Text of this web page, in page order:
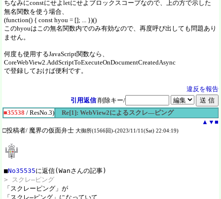
ちなみにconstにせよletにせよブロックスコープなので、上の方で示した
無名関数を使う場合、
(function() { const hyou = []; ... })()
このhyouはこの無名関数内でのみ有効なので、再度呼び出しても問題あり
ません。
何度も使用するJavaScript関数なら、
CoreWebView2.AddScriptToExecuteOnDocumentCreatedAsync
で登録しておけば便利です。
違反を報告
引用返信 削除キー/
■35538 / ResNo.3)
Re[1]: WebView2によるスクレ―ピング
▲ ▼ ■
□投稿者/ 魔界の仮面弁士 大御所(1566回)-(2023/11/11(Sat) 22:04:19)
■No35535
> スクレ―ピング
「スクレーピング」が
「スクレ―ピング」になっていて